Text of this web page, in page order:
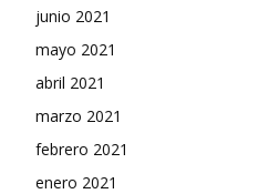
junio 2021
mayo 2021
abril 2021
marzo 2021
febrero 2021
enero 2021